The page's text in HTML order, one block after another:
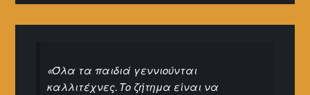
«Όλα τα παιδιά γεννιούνται
καλλιτέχνες. Το ζήτημα είναι να